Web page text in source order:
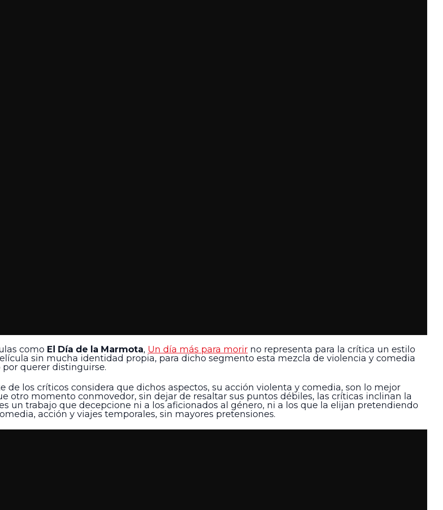
como El Día de la Marmota, Un día más para morir no representa para la crítica un estilo
sin mucha identidad propia, para dicho segmento esta mezcla de violencia y comedia
querer distinguirse.
los críticos considera que dichos aspectos, su acción violenta y comedia, son lo mejor
otro momento conmovedor, sin dejar de resaltar sus puntos débiles, las críticas inclinan la
un trabajo que decepcione ni a los aficionados al género, ni a los que la elijan pretendiendo
acción y viajes temporales, sin mayores pretensiones.